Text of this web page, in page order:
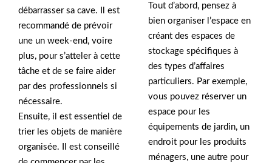
débarrasser sa cave. Il est
recommandé de prévoir
une un week-end, voire
plus, pour s’atteler à cette
tâche et de se faire aider
par des professionnels si
nécessaire.
Ensuite, il est essentiel de
trier les objets de manière
organisée. Il est conseillé
Tout d’abord, pensez à
bien organiser l’espace en
créant des espaces de
stockage spécifiques à
des types d’affaires
particuliers. Par exemple,
vous pouvez réserver un
espace pour les
équipements de jardin, un
endroit pour les produits
ménagers, une autre pour